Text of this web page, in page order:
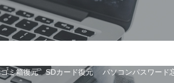
ゴミ箱復元 SDカード復元 パソコンパスワード